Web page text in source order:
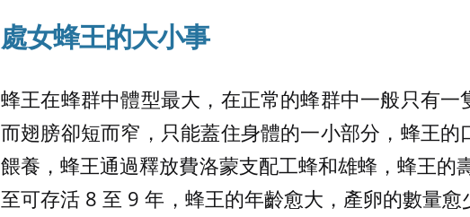
處女蜂王的大小事
蜂王在蜂群中體型最大，在正常的蜂群中一般只有一
而翅膀卻短而窄，只能蓋住身體的一小部分，蜂王
餵養，蜂王通過釋放費洛蒙支配工蜂和雄蜂，蜂王的
至可存活 8 至 9 年，蜂王的年齡愈大，產卵的數量